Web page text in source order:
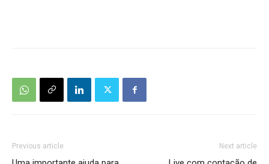
Previous article Next article